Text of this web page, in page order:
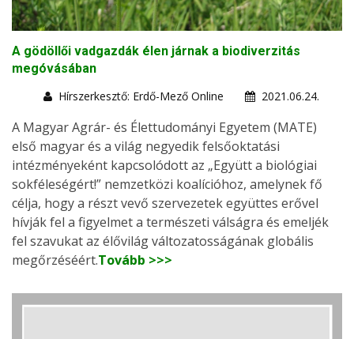
A gödöllői vadgazdák élen járnak a biodiverzitás
megóvásában
Hírszerkesztő: Erdő-Mező Online
2021.06.24.
A Magyar Agrár- és Élettudományi Egyetem (MATE)
első magyar és a világ negyedik felsőoktatási
intézményeként kapcsolódott az „Együtt a biológiai
sokféleségért!” nemzetközi koalícióhoz, amelynek fő
célja, hogy a részt vevő szervezetek együttes erővel
hívják fel a figyelmet a természeti válságra és emeljék
fel szavukat az élővilág változatosságának globális
megőrzéséért.Tovább >>>